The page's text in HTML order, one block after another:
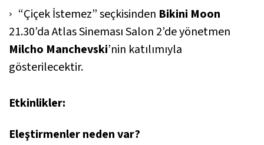
“Çiçek İstemez” seçkisinden Bikini Moon
21.30’da Atlas Sineması Salon 2’de yönetmen
Milcho Manchevski’nin katılımıyla
gösterilecektir.
Etkinlikler:
Eleştirmenler neden var?